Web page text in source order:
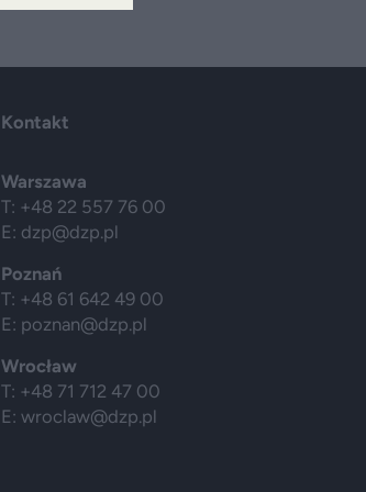
Kontakt
Warszawa
T: +48 22 557 76 00
E: dzp@dzp.pl
Poznań
T: +48 61 642 49 00
E: poznan@dzp.pl
Wrocław
T: +48 71 712 47 00
E: wroclaw@dzp.pl